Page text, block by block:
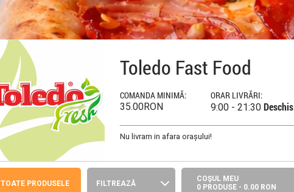
Toledo Fast Food
COMANDA MINIMĂ:
35.00RON
ORAR LIVRĂRI:
9:00 - 21:30 Deschis
Nu livram in afara orașului!
TOATE PRODUSELE FILTREAZĂ
COŞUL MEU
0 PRODUSE - 0.00 RON